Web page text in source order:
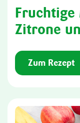
Zitrone
Zum Rezept